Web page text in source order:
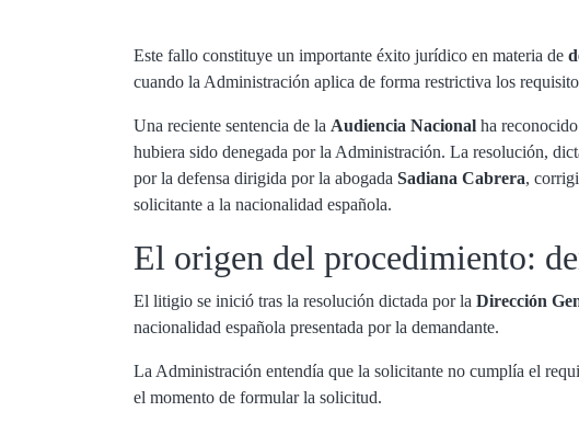
Este fallo constituye un importante éxito jurídico en materia de
cuando la Administración aplica de forma restrictiva los
Una reciente sentencia de la Audiencia Nacional ha
hubiera sido denegada por la Administración. La resolución,
por la defensa dirigida por la abogada Sadiana Cabrera,
solicitante a la nacionalidad española.
El origen del procedimiento:
El litigio se inició tras la resolución dictada por la Dirección
nacionalidad española presentada por la demandante.
La Administración entendía que la solicitante no cumplía el
el momento de formular la solicitud.